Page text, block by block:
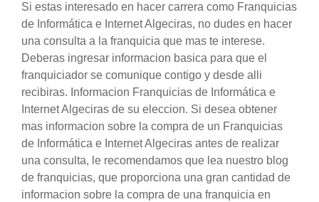
Si estas interesado en hacer carrera como Franquicias
de Informática e Internet Algeciras, no dudes en hacer
una consulta a la franquicia que mas te interese.
Deberas ingresar informacion basica para que el
franquiciador se comunique contigo y desde alli
recibiras. Informacion Franquicias de Informática e
Internet Algeciras de su eleccion. Si desea obtener
mas informacion sobre la compra de un Franquicias
de Informática e Internet Algeciras antes de realizar
una consulta, le recomendamos que lea nuestro blog
de franquicias, que proporciona una gran cantidad de
informacion sobre la compra de una franquicia en